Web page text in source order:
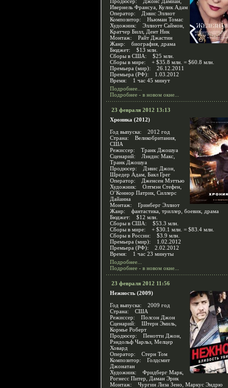
Ивернель Франсуа, Кулик Адам
Оператор: Дэвис Эллиот
Композитор: Ньюман Томас
Художник: Эллиотт Саймон,
Кратчер Билл, Дент Ник
Монтаж: Райт Джастин
Жанр: биография, драма
Бюджет: $13 млн.
Сборы в США: $25 млн.
Сборы в мире: + $35.8 млн. = $60.8 млн.
Премьера (мир): 26.12.2011
Премьера (РФ): 1.03.2012
Время: 1 час 45 минут
Подробнее...
Подробнее - в новом окне...
23 февраля 2012 13:13
Хроника (2012)
Год выпуска: 2012 год
Страна: Великобритания,
США
Режиссер: Транк Джошуа
Сценарий: Лэндис Макс,
Транк Джошуа
Продюсер: Дэвис Джон,
Шредер Адам, Бакл Грег
Оператор: Дженсен Мэттью
Художник: Олтмэн Стефен,
О’Коннор Патрик, Силлерс
Дайанна
Монтаж: Гринберг Эллиот
Жанр: фантастика, триллер, боевик, драма
Бюджет: $12 млн.
Сборы в США: $53.3 млн.
Сборы в мире: + $30.1 млн. = $83.4 млн.
Сборы в России: $3.9 млн.
Премьера (мир): 1.02.2012
Премьера (РФ): 2.02.2012
Время: 1 час 23 минуты
Подробнее...
Подробнее - в новом окне...
23 февраля 2012 11:56
Нежность (2009)
Год выпуска: 2009 год
Страна: США
Режиссер: Полсон Джон
Сценарий: Штерн Эмиль,
Кормье Роберт
Продюсер: Пенотти Джон,
Рэндольф Чарльз, Мелцер
Ховард
Оператор: Стерн Том
Композитор: Голдсмит
Джонатан
Художник: Фридберг Марк,
Рогнесс Питер, Даман Эрик
Монтаж: Чургин Лиза Зено, Маркус Эндрю